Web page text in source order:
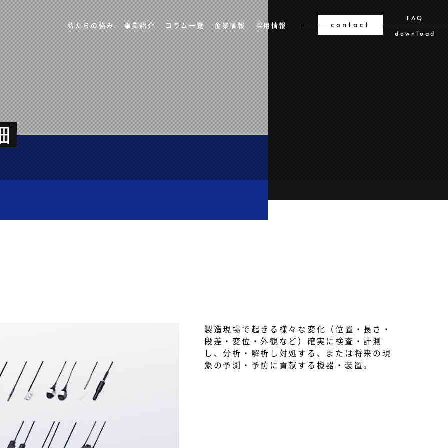
私たちの強み 事業紹介 コラム一覧 企業情報 採用情報 contact
FAQ
download
製造現場で起きる様々な変化（位置・長さ・
段差・変位・外観など）確実に検査・計測
し、分析・解析し対処する、または将来の現
象の予測・予防に貢献する機器・装置。